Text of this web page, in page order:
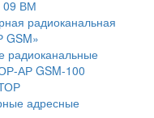
09 ВМ
радиоканальная
GSM»
радиоканальные
АР GSM-100
адресные